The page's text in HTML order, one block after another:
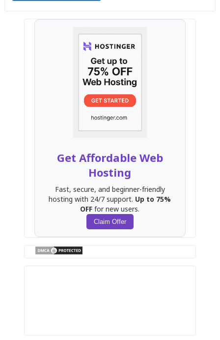
Get Affordable Web
Hosting
Fast, secure, and beginner-friendly
hosting with 24/7 support. Up to 75%
OFF for new users.
Claim Offer